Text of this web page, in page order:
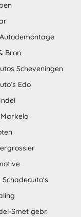
Bron
Scheveningen
Edo
Schadeauto's
Smet gebr.